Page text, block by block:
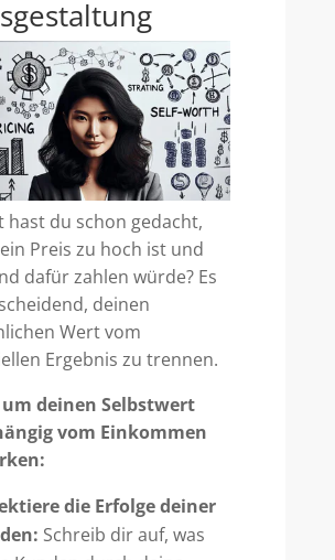
hast du schon gedacht,
Preis zu hoch ist und
dafür zahlen würde? Es
deinen
Wert vom
Ergebnis zu trennen.
deinen Selbstwert
vom Einkommen
die Erfolge deiner
Schreib dir auf, was